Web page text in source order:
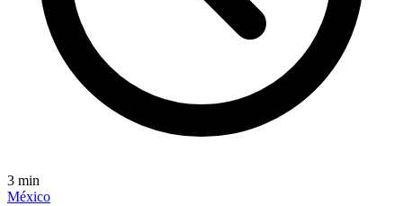
3 min
México